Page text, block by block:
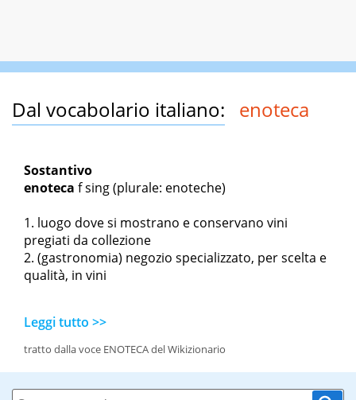
Dal vocabolario italiano: enoteca
Sostantivo
enoteca f sing(plurale: enoteche)
luogo dove si mostrano e conservano vini
pregiati da collezione
(gastronomia) negozio specializzato, per scelta e
qualità, in vini
Leggi tutto >>
tratto dalla voce ENOTECA del Wikizionario